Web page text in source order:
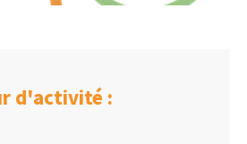
d'activité :